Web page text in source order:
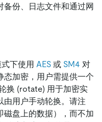
份、日志文件和通过网
下使用 AES 或 SM4 对
态加密，用户需提供一个
换 (rotate) 用于加密实
由用户手动轮换。请注
磁盘上的数据），而不加